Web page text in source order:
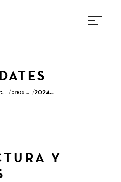
updates press review 2024_10 arquitectura y diseno es
Y